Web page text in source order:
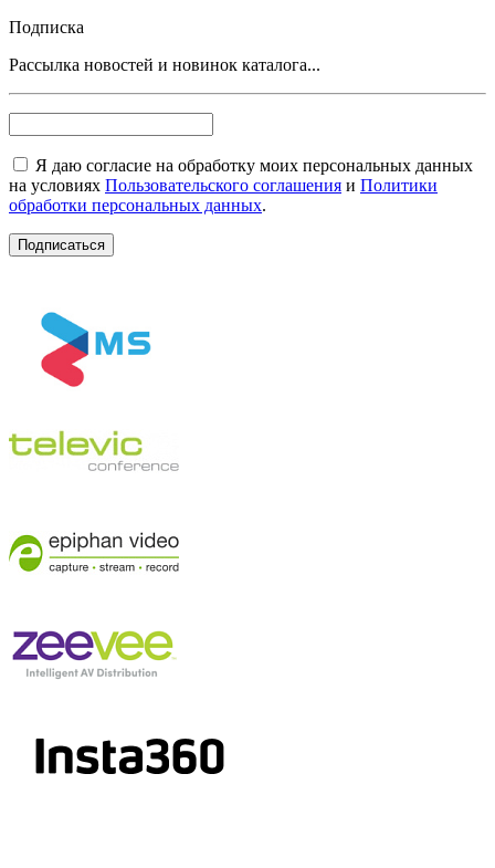
Подписка
Рассылка новостей и новинок каталога...
Я даю согласие на обработку моих персональных данных
на условиях Пользовательского соглашения и Политики
обработки персональных данных.